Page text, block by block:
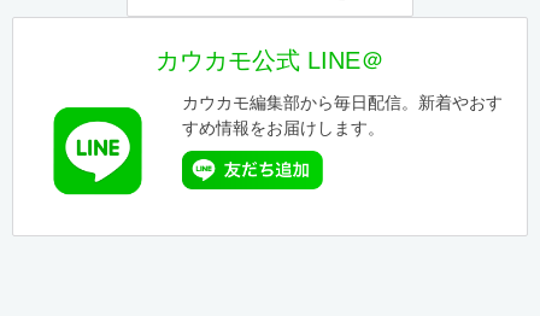
カウカモ公式 LINE＠
カウカモ編集部から毎日配信。新着やおす
すめ情報をお届けします。